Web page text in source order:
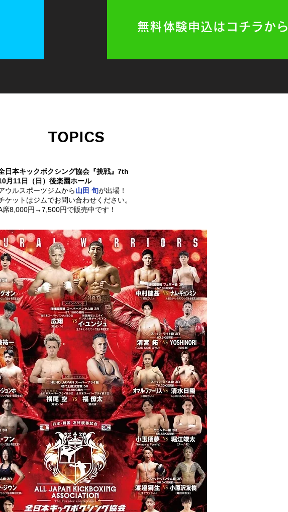
無料体験申込はコチラから
TOPICS
日本キックボクシング協会『挑戦』7th
月11日（日）後楽園ホール
ウルスポーツジムから山田 旬が出場！
ケットはジムでお問い合わせください。
席8,000円→7,500円で販売中です！